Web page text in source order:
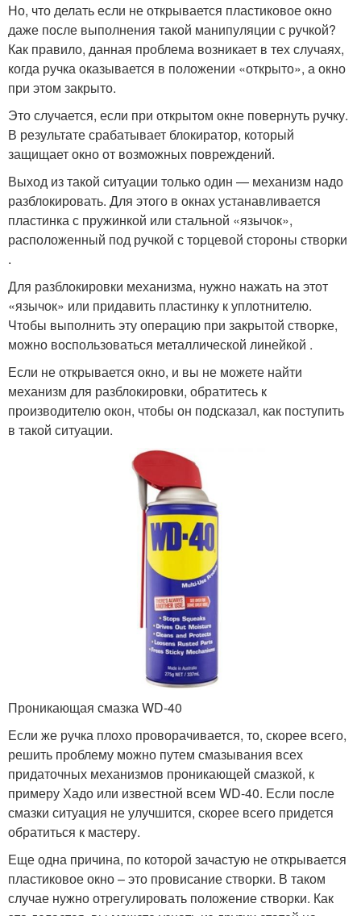
Но, что делать если не открывается пластиковое окно
даже после выполнения такой манипуляции с ручкой?
Как правило, данная проблема возникает в тех случаях,
когда ручка оказывается в положении «открыто», а окно
при этом закрыто.
Это случается, если при открытом окне повернуть ручку.
В результате срабатывает блокиратор, который
защищает окно от возможных повреждений.
Выход из такой ситуации только один — механизм надо
разблокировать. Для этого в окнах устанавливается
пластинка с пружинкой или стальной «язычок»,
расположенный под ручкой с торцевой стороны створки
.
Для разблокировки механизма, нужно нажать на этот
«язычок» или придавить пластинку к уплотнителю.
Чтобы выполнить эту операцию при закрытой створке,
можно воспользоваться металлической линейкой .
Если не открывается окно, и вы не можете найти
механизм для разблокировки, обратитесь к
производителю окон, чтобы он подсказал, как поступить
в такой ситуации.
Проникающая смазка WD-40
Если же ручка плохо проворачивается, то, скорее всего,
решить проблему можно путем смазывания всех
придаточных механизмов проникающей смазкой, к
примеру Хадо или известной всем WD-40. Если после
смазки ситуация не улучшится, скорее всего придется
обратиться к мастеру.
Еще одна причина, по которой зачастую не открывается
пластиковое окно – это провисание створки. В таком
случае нужно отрегулировать положение створки. Как